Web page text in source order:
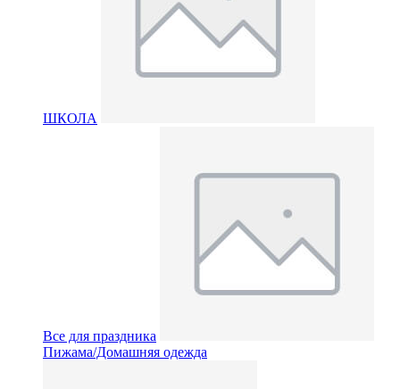
ШКОЛА
Все для праздника
Пижама/Домашняя одежда